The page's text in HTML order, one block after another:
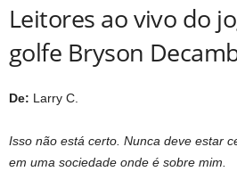
Leitores ao vivo do
golfe Bryson
De: Larry C.
Isso não está certo. Nunca deve estar
em uma sociedade onde é sobre mim.